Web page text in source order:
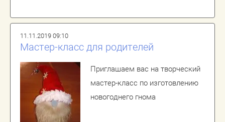
11.11.2019 09:10
Мастер-класс для родителей
Приглашаем вас на творческий
мастер-класс по изготовлению
новогоднего гнома